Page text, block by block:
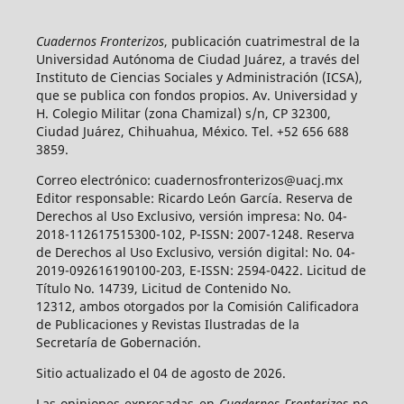
Cuadernos Fronterizos, publicación cuatrimestral de la
Universidad Autónoma de Ciudad Juárez, a través del
Instituto de Ciencias Sociales y Administración (ICSA),
que se publica con fondos propios. Av. Universidad y
H. Colegio Militar (zona Chamizal) s/n, CP 32300,
Ciudad Juárez, Chihuahua, México. Tel. +52 656 688
3859.
Correo electrónico: cuadernosfronterizos@uacj.mx
Editor responsable: Ricardo León García. Reserva de
Derechos al Uso Exclusivo, versión impresa: No. 04-
2018-112617515300-102, P-ISSN: 2007-1248. Reserva
de Derechos al Uso Exclusivo, versión digital: No. 04-
2019-092616190100-203, E-ISSN: 2594-0422. Licitud de
Título No. 14739, Licitud de Contenido No.
12312, ambos otorgados por la Comisión Calificadora
de Publicaciones y Revistas Ilustradas de la
Secretaría de Gobernación.
Sitio actualizado el 04 de agosto de 2026.